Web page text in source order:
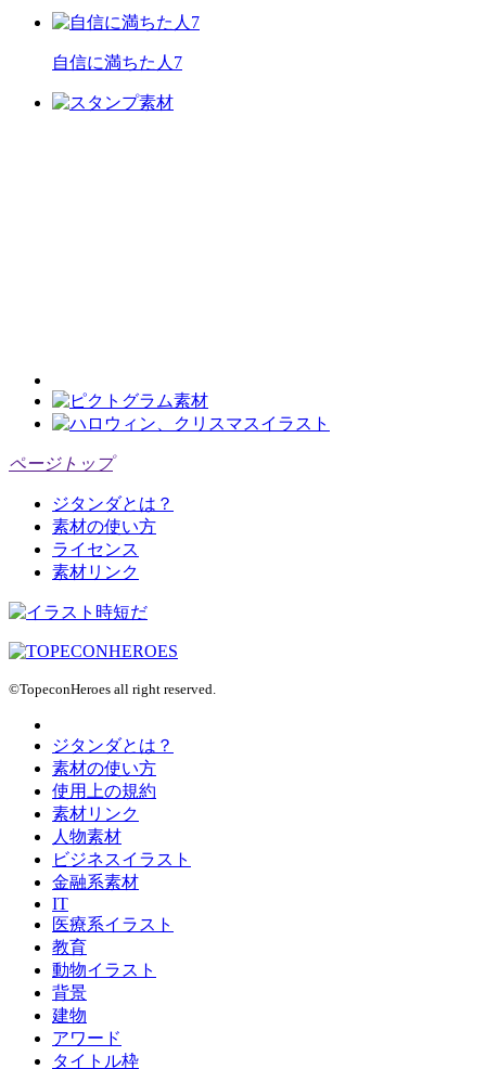
自信に満ちた人7
ページトップ
ジタンダとは？
素材の使い方
ライセンス
素材リンク
©TopeconHeroes all right reserved.
ジタンダとは？
素材の使い方
使用上の規約
素材リンク
人物素材
ビジネスイラスト
金融系素材
IT
医療系イラスト
教育
動物イラスト
背景
建物
アワード
タイトル枠